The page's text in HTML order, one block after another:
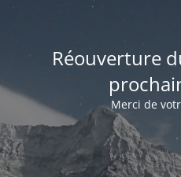
Réouverture
Merci de